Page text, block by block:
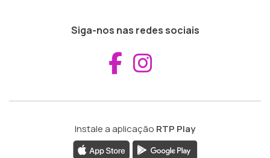
Siga-nos nas redes sociais
Aceder ao
Instale a aplicação RTP Play